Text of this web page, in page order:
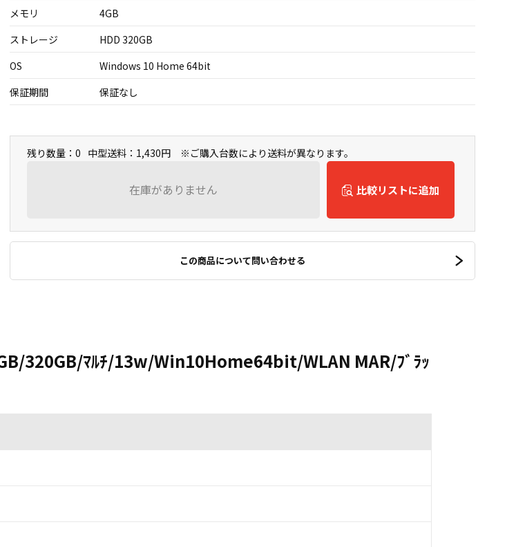
メモリ
4GB
ストレージ
HDD 320GB
OS
Windows 10 Home 64bit
保証期間
保証なし
残り数量：0 中型送料：1,430円 ※ご購入台数により送料が異なります。
在庫がありません 比較リストに追加
この商品について問い合わせる
320GB/ﾏﾙﾁ/13w/Win10Home64bit/WLAN MAR/ﾌﾞﾗｯ